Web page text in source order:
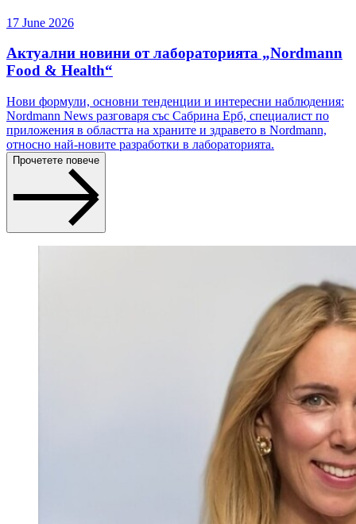
17 June 2026
Актуални новини от лабораторията „Nordmann
Food & Health“
Нови формули, основни тенденции и интересни наблюдения:
Nordmann News разговаря със Сабрина Ерб, специалист по
приложения в областта на храните и здравето в Nordmann,
относно най-новите разработки в лабораторията.
Прочетете повече